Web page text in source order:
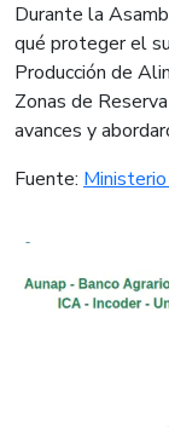
Durante la
qué proteger el
Producción de
Zonas de
avances y
Fuente: